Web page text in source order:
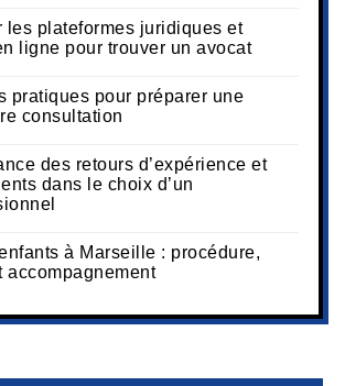
les plateformes juridiques et
ligne pour trouver un avocat
pratiques pour préparer une
consultation
des retours d’expérience et
dans le choix d’un
à Marseille : procédure,
accompagnement